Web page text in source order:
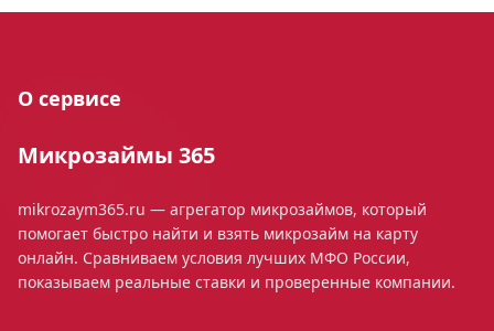
О сервисе
Микрозаймы 365
mikrozaym365.ru — агрегатор микрозаймов, который
помогает быстро найти и взять микрозайм на карту
онлайн. Сравниваем условия лучших МФО России,
показываем реальные ставки и проверенные компании.